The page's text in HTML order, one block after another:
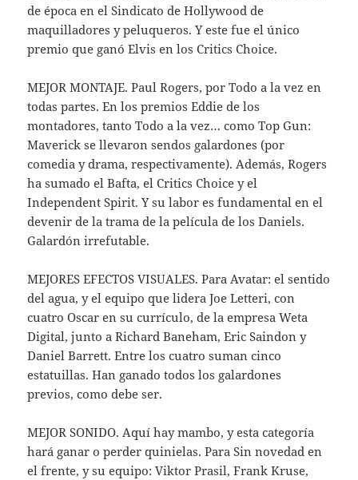
de época en el Sindicato de Hollywood de
maquilladores y peluqueros. Y este fue el único
premio que ganó Elvis en los Critics Choice.
MEJOR MONTAJE. Paul Rogers, por Todo a la vez en
todas partes. En los premios Eddie de los
montadores, tanto Todo a la vez… como Top Gun:
Maverick se llevaron sendos galardones (por
comedia y drama, respectivamente). Además, Rogers
ha sumado el Bafta, el Critics Choice y el
Independent Spirit. Y su labor es fundamental en el
devenir de la trama de la película de los Daniels.
Galardón irrefutable.
MEJORES EFECTOS VISUALES. Para Avatar: el sentido
del agua, y el equipo que lidera Joe Letteri, con
cuatro Oscar en su currículo, de la empresa Weta
Digital, junto a Richard Baneham, Eric Saindon y
Daniel Barrett. Entre los cuatro suman cinco
estatuillas. Han ganado todos los galardones
previos, como debe ser.
MEJOR SONIDO. Aquí hay mambo, y esta categoría
hará ganar o perder quinielas. Para Sin novedad en
el frente, y su equipo: Viktor Prasil, Frank Kruse,